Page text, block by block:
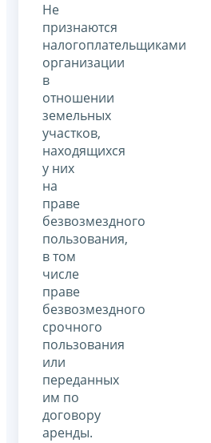
Не
признаются
налогоплательщиками
организации
в
отношении
земельных
участков,
находящихся
у них
на
праве
безвозмездного
пользования,
в том
числе
праве
безвозмездного
срочного
пользования
или
переданных
им по
договору
аренды.